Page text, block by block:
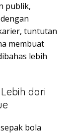
publik,
tuntutan
membuat
lebih
dari
bola